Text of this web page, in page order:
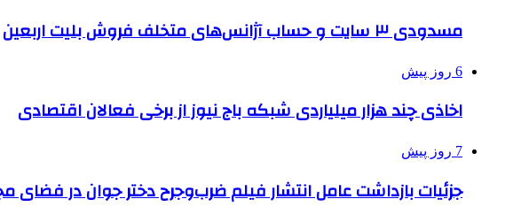
مسدودی ۳ سایت و حساب آژانس‌های متخلف فروش بلیت اربعین
6 روز پیش
اخاذی چند هزار میلیاردی شبکه باج نیوز از برخی فعالان اقتصادی
7 روز پیش
جزئیات بازداشت عامل انتشار فیلم ضرب‌وجرح دختر جوان در فضای